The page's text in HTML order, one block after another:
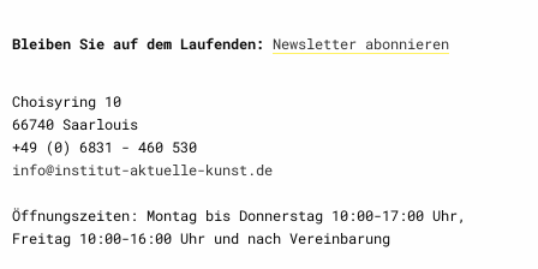
Bleiben Sie auf dem Laufenden: Newsletter abonnieren
Choisyring 10
66740 Saarlouis
+49 (0) 6831 - 460 530
info@institut-aktuelle-kunst.de
Öffnungszeiten: Montag bis Donnerstag 10:00-17:00 Uhr,
Freitag 10:00-16:00 Uhr und nach Vereinbarung